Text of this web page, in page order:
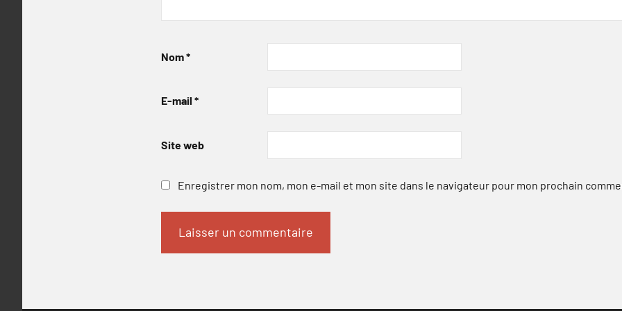
Nom*
E-mail *
Site web
Enregistrer mon nom, mon e-mail et mon site dans le navigateur pour mon prochain